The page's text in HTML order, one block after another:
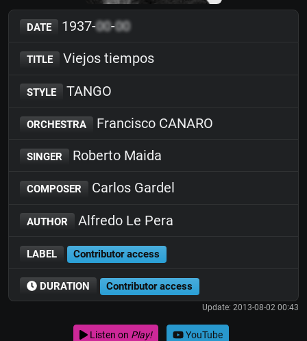
DATE 1937-00-00
TITLE Viejos tiempos
STYLE TANGO
ORCHESTRA Francisco CANARO
SINGER Roberto Maida
COMPOSER Carlos Gardel
AUTHOR Alfredo Le Pera
LABEL Contributor access
DURATION Contributor access
Update: 2013-08-02 00:43
Listen on Play! YouTube